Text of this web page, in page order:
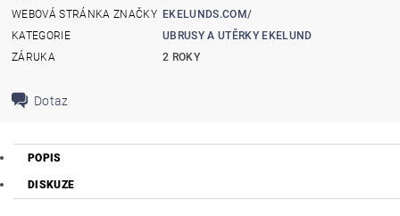
WEBOVÁ STRÁNKA ZNAČKY EKELUNDS.COM/
KATEGORIE
UBRUSY A UTĚRKY EKELUND
ZÁRUKA
2 ROKY
Dotaz
POPIS
DISKUZE